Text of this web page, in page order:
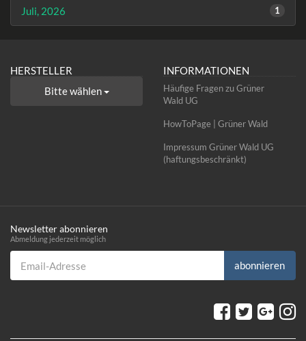
Juli, 2026 1
HERSTELLER
Bitte wählen
INFORMATIONEN
Häufige Fragen zu Grüner
Wald UG
HowToPage | Grüner Wald
Impressum Grüner Wald UG
(haftungsbeschränkt)
Newsletter abonnieren
Abmeldung jederzeit möglich
Email-Adresse
abonnieren